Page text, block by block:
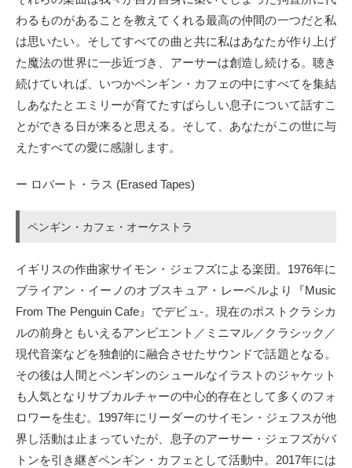
わるものがあることを教えてくれる最高の仲間の一つだと私
は思いたい。そしてすべての曲と共に私はあなたが作り上げ
た魔法の世界に一歩近づき、アーサーは創造し続ける。聴き
続けていれば、いつかペンギン・カフェの中にすべてを集結
しあなたとエミリーが育てたすばらしい息子について話すこ
とができる日が来ると思える。そして、あなたがこの世に与
えたすべての愛に感謝します。
ー ロバート・ラス (Erased Tapes)
ペンギン・カフェ・オーケストラ
イギリスの作曲家サイモン・ジェフズによる楽団。1976年に
ブライアン・イーノのオブスキュア・レーベルより『Music
From The Penguin Cafe』でデビュ-。現在のポストクラシカ
ルの前身ともいえるアンビエント／ミニマル／クラシック／
現代音楽などを独創的に融合させたサウンドで話題となる。
その後は人間とペンギンのシュールなイラストのジャケット
も人気となりサブカルチャーの中心的存在として多くのフォ
ロワーを生む。1997年にリーダーのサイモン・ジェフスが他
界し活動は止まっていたが、息子のアーサー・ジェフズがバ
トンを引き継ぎペンギン・カフェとして活動中。2017年には